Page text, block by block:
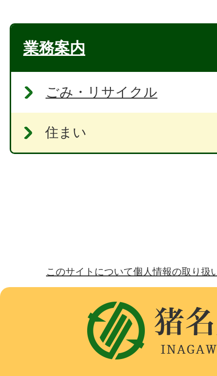
業務案内
ごみ・リサイクル
住まい
このサイトについて個人情報の取り扱
猪
名
川